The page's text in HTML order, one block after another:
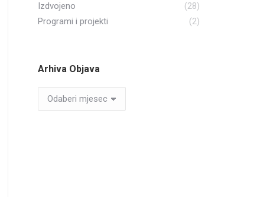
Izdvojeno
(28)
Programi i projekti
(2)
Arhiva Objava
Arhiva
Objava